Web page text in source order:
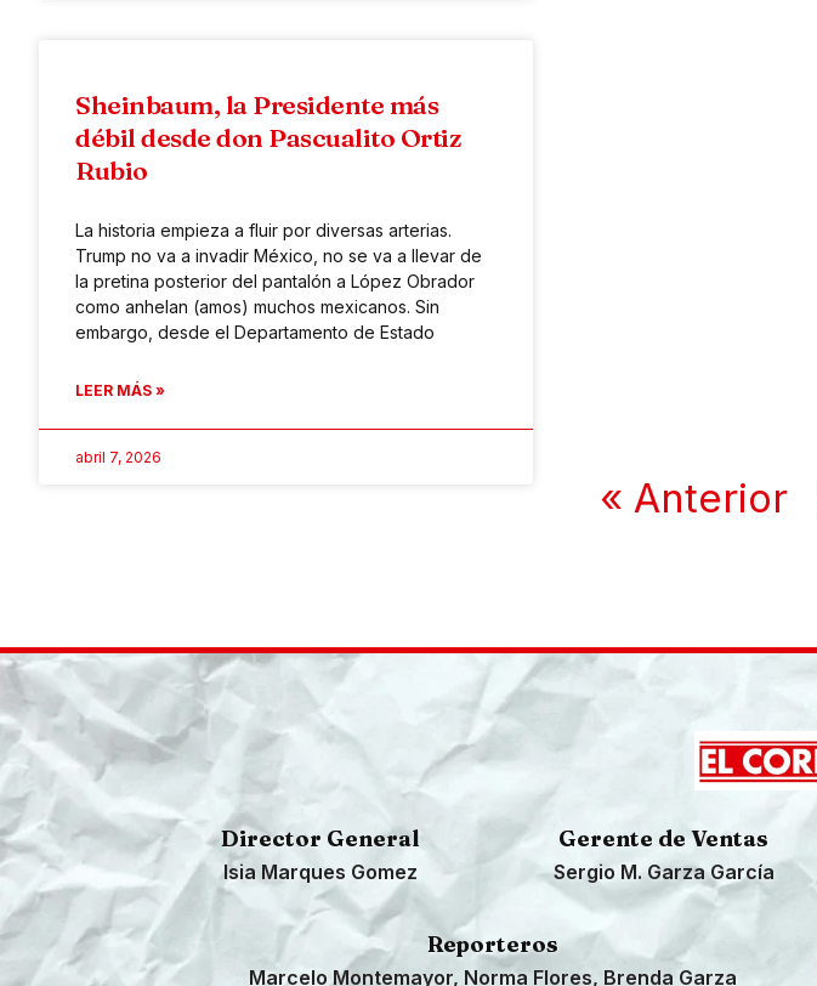
Sheinbaum, la Presidente más
débil desde don Pascualito Ortiz
Rubio
La historia empieza a fluir por diversas arterias.
Trump no va a invadir México, no se va a llevar de
la pretina posterior del pantalón a López Obrador
como anhelan (amos) muchos mexicanos. Sin
embargo, desde el Departamento de Estado
LEER MÁS »
abril 7, 2026
« Anterior
Director General
Isia Marques Gomez
Gerente de Ventas
Sergio M. Garza García
Reporteros
Marcelo Montemayor, Norma Flores, Brenda Garza